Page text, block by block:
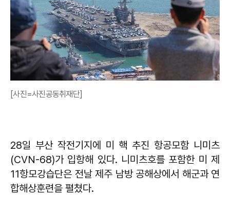
[사진=사진공동취재단]
28일 부산 작전기지에 미 핵 추진 항공모함 니미츠
(CVN-68)가 입항해 있다. 니미츠호를 포함한 미 제
11항모강습단은 전날 제주 남방 공해상에서 해군과 연
합해상훈련을 펼쳤다.